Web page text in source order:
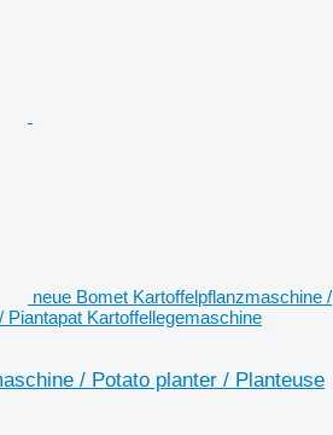
neue Bomet Kartoffelpflanzmaschine /
Piantapat Kartoffellegemaschine
/ Potato planter / Planteuse